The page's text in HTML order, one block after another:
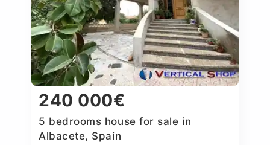
240 000€
5 bedrooms house for sale in
Albacete, Spain